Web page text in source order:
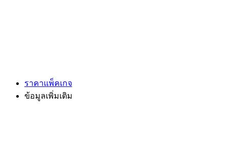
ราคาแพ็คเกจ
ข้อมูลเพิ่มเติม